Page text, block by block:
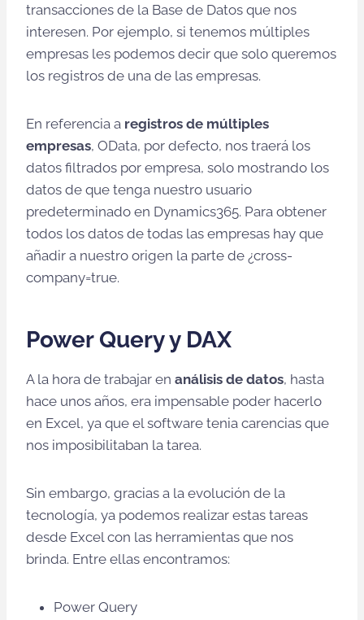
transacciones de la Base de Datos que nos
interesen. Por ejemplo, si tenemos múltiples
empresas les podemos decir que solo queremos
los registros de una de las empresas.
En referencia a registros de múltiples
empresas, OData, por defecto, nos traerá los
datos filtrados por empresa, solo mostrando los
datos de que tenga nuestro usuario
predeterminado en Dynamics365. Para obtener
todos los datos de todas las empresas hay que
añadir a nuestro origen la parte de ¿cross-
company=true.
Power Query y DAX
A la hora de trabajar en análisis de datos, hasta
hace unos años, era impensable poder hacerlo
en Excel, ya que el software tenia carencias que
nos imposibilitaban la tarea.
Sin embargo, gracias a la evolución de la
tecnología, ya podemos realizar estas tareas
desde Excel con las herramientas que nos
brinda. Entre ellas encontramos:
Power Query